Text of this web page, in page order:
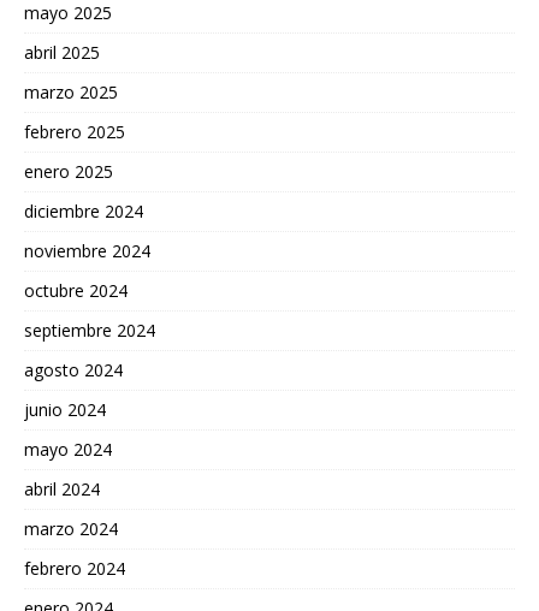
mayo 2025
abril 2025
marzo 2025
febrero 2025
enero 2025
diciembre 2024
noviembre 2024
octubre 2024
septiembre 2024
agosto 2024
junio 2024
mayo 2024
abril 2024
marzo 2024
febrero 2024